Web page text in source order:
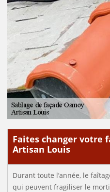
Faites changer votre
Artisan Louis
Durant toute l’année, le
qui peuvent fragiliser le